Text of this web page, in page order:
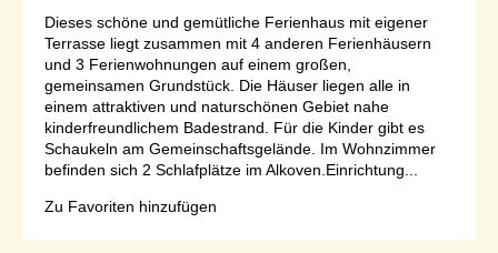
Dieses schöne und gemütliche Ferienhaus mit eigener
Terrasse liegt zusammen mit 4 anderen Ferienhäusern
und 3 Ferienwohnungen auf einem großen,
gemeinsamen Grundstück. Die Häuser liegen alle in
einem attraktiven und naturschönen Gebiet nahe
kinderfreundlichem Badestrand. Für die Kinder gibt es
Schaukeln am Gemeinschaftsgelände. Im Wohnzimmer
befinden sich 2 Schlafplätze im Alkoven.Einrichtung...
Zu Favoriten hinzufügen